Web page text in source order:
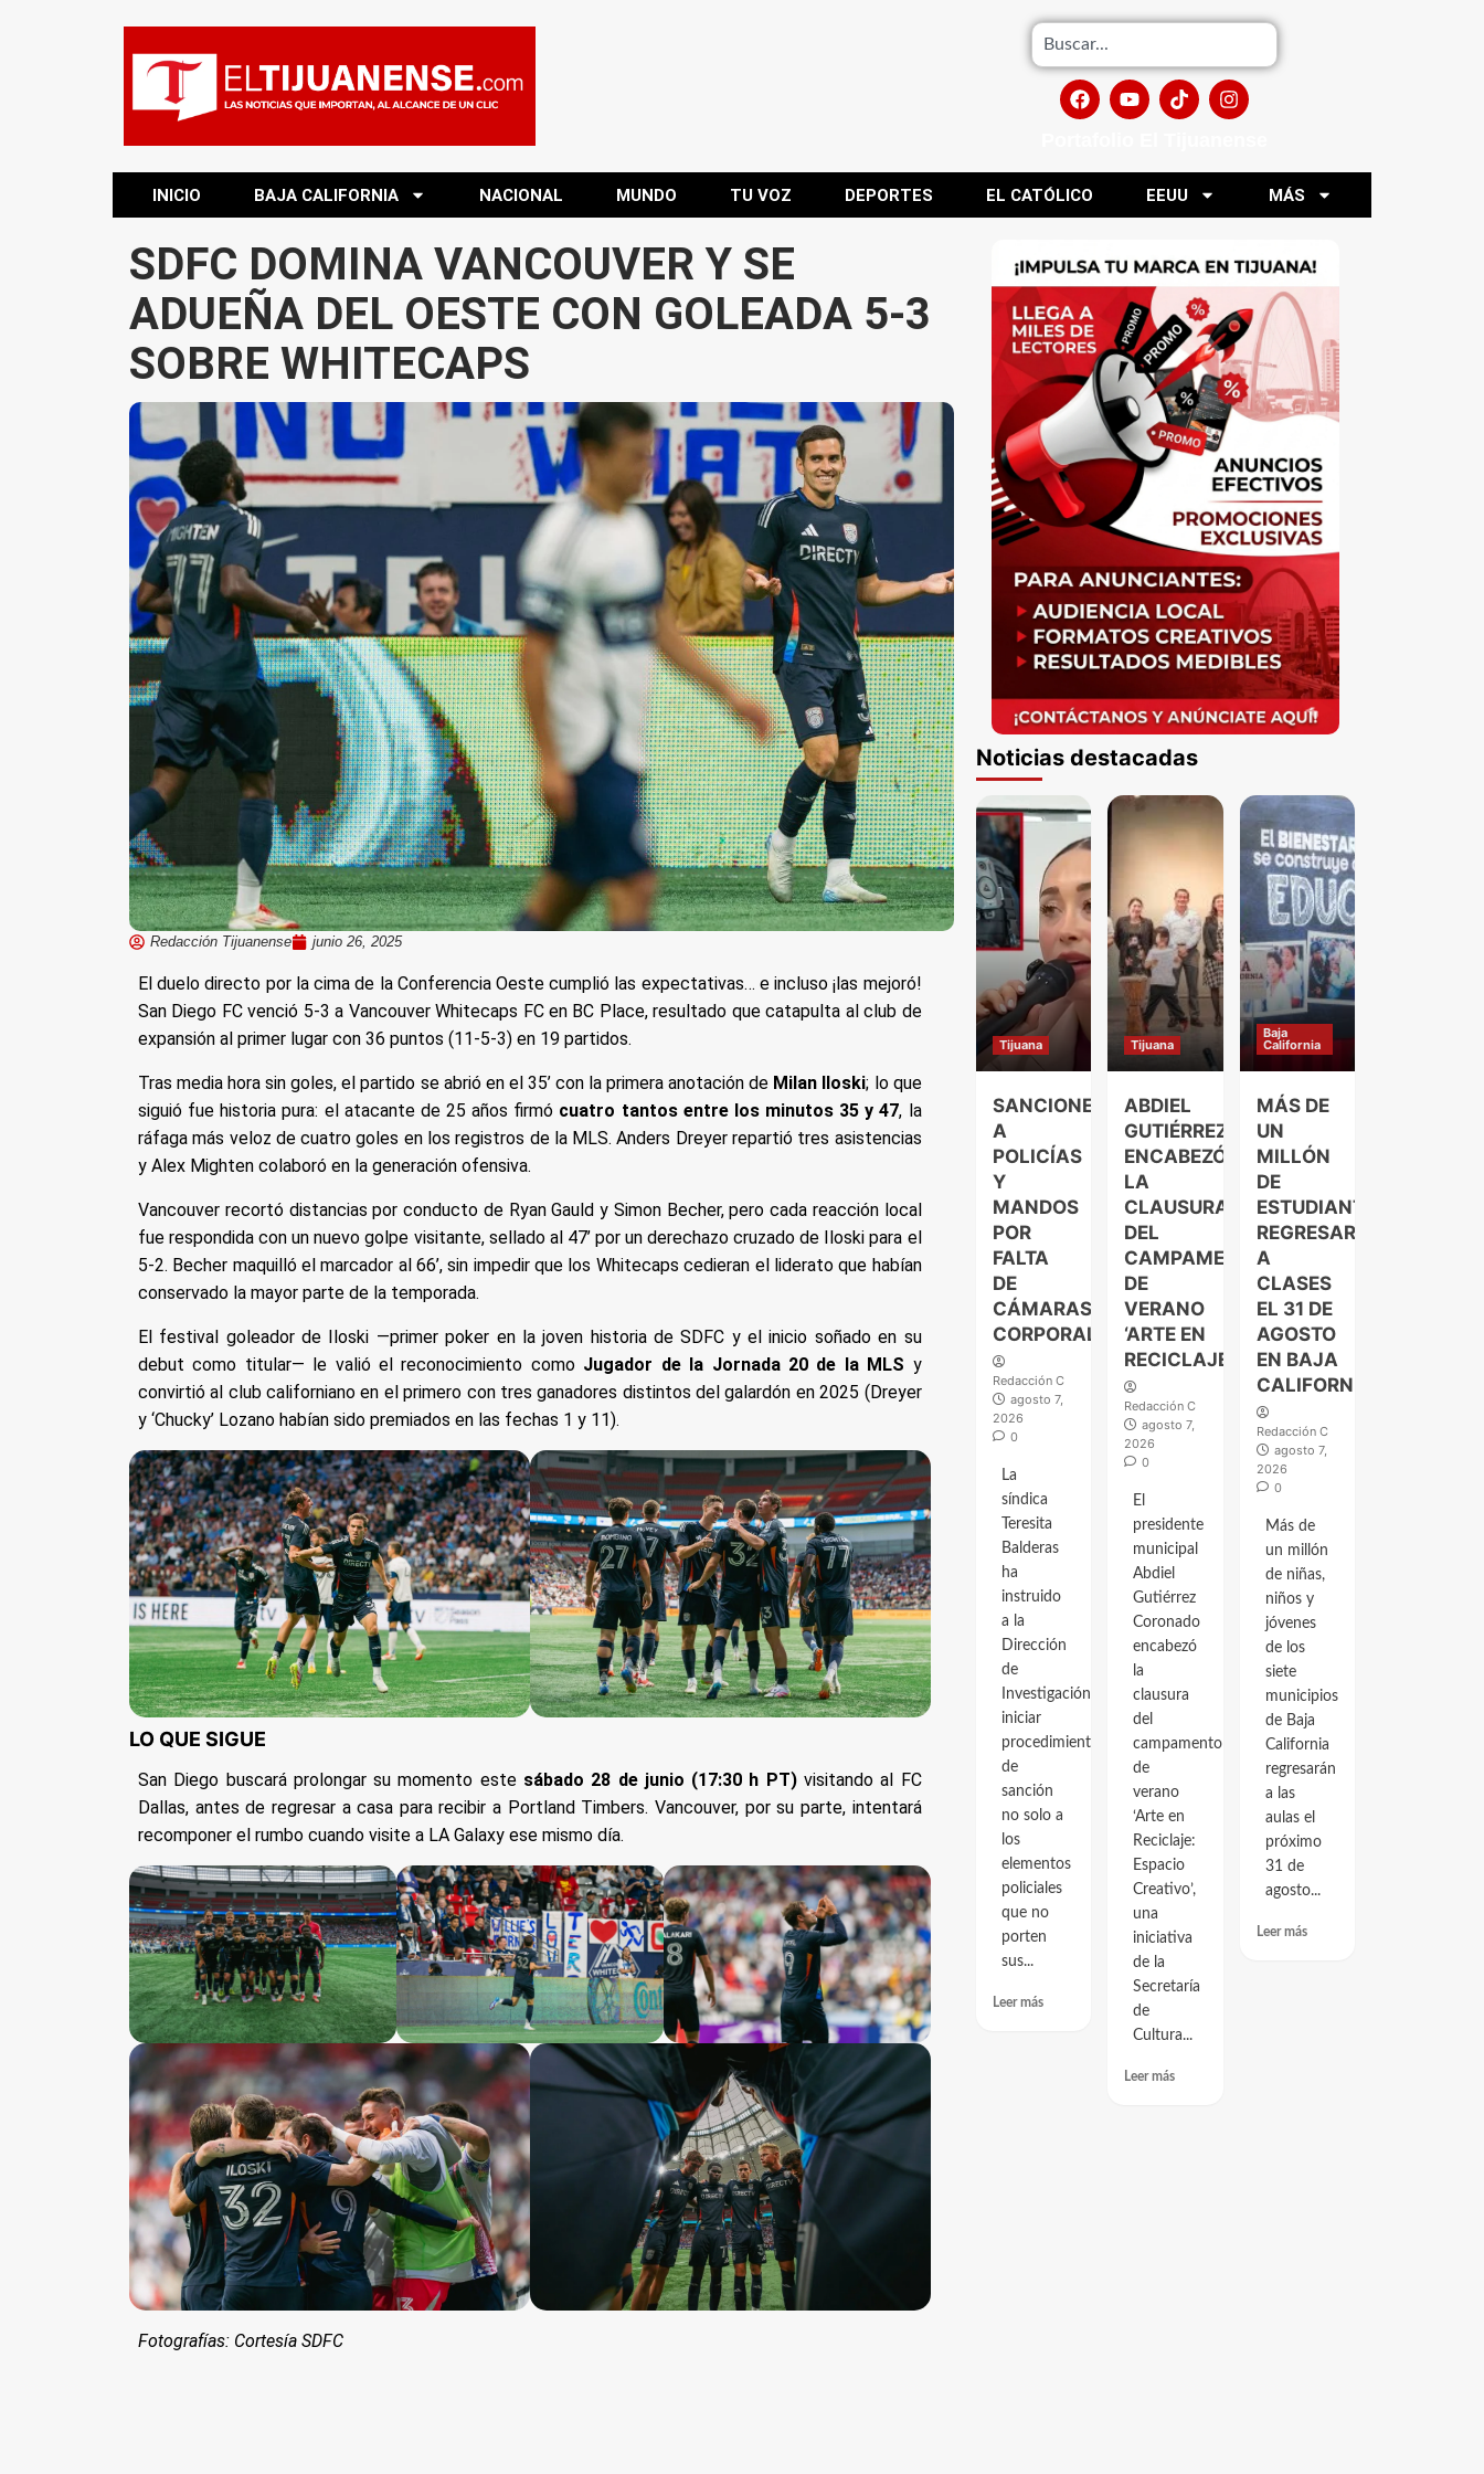
INICIO BAJA CALIFORNIA NACIONAL MUNDO TU VOZ DEPORTES EL CATÓLICO EEUU MÁS
SDFC DOMINA VANCOUVER Y SE
ADUEÑA DEL OESTE CON GOLEADA 5-3
SOBRE WHITECAPS
Redacción Tijuanense junio 26, 2025
El duelo directo por la cima de la Conferencia Oeste cumplió las expectativas… e incluso ¡las mejoró!
San Diego FC venció 5-3 a Vancouver Whitecaps FC en BC Place, resultado que catapulta al club de
expansión al primer lugar con 36 puntos (11-5-3) en 19 partidos.
Tras media hora sin goles, el partido se abrió en el 35’ con la primera anotación de Milan Iloski; lo que
siguió fue historia pura: el atacante de 25 años firmó cuatro tantos entre los minutos 35 y 47, la
ráfaga más veloz de cuatro goles en los registros de la MLS. Anders Dreyer repartió tres asistencias
y Alex Mighten colaboró en la generación ofensiva.
Vancouver recortó distancias por conducto de Ryan Gauld y Simon Becher, pero cada reacción local
fue respondida con un nuevo golpe visitante, sellado al 47’ por un derechazo cruzado de Iloski para el
5-2. Becher maquilló el marcador al 66’, sin impedir que los Whitecaps cedieran el liderato que habían
conservado la mayor parte de la temporada.
El festival goleador de Iloski —primer poker en la joven historia de SDFC y el inicio soñado en su
debut como titular— le valió el reconocimiento como Jugador de la Jornada 20 de la MLS y
convirtió al club californiano en el primero con tres ganadores distintos del galardón en 2025 (Dreyer
y ‘Chucky’ Lozano habían sido premiados en las fechas 1 y 11).
LO QUE SIGUE
San Diego buscará prolongar su momento este sábado 28 de junio (17:30 h PT)visitando al FC
Dallas, antes de regresar a casa para recibir a Portland Timbers. Vancouver, por su parte, intentará
recomponer el rumbo cuando visite a LA Galaxy ese mismo día.
Fotografías: Cortesía SDFC
Noticias destacadas
Tijuana
SANCIONES
A
POLICÍAS
Y
MANDOS
POR
FALTA
DE
CÁMARAS
CORPORALES
Redacción C
agosto 7,
2026
0
La
síndica
Teresita
Balderas
ha
instruido
a la
Dirección
de
Investigación
iniciar
procedimientos
de
sanción
no solo a
los
elementos
policiales
que no
porten
sus...
Leer más
Tijuana
ABDIEL
GUTIÉRREZ
ENCABEZÓ
LA
CLAUSURA
DEL
CAMPAMENTO
DE
VERANO
‘ARTE EN
RECICLAJE’
Redacción C
agosto 7,
2026
0
El
presidente
municipal
Abdiel
Gutiérrez
Coronado
encabezó
la
clausura
del
campamento
de
verano
‘Arte en
Reciclaje:
Espacio
Creativo’,
una
iniciativa
de la
Secretaría
de
Cultura...
Leer más
Baja
California
MÁS DE
UN
MILLÓN
DE
ESTUDIANTES
REGRESARÁN
A
CLASES
EL 31 DE
AGOSTO
EN BAJA
CALIFORNIA
Redacción C
agosto 7,
2026
0
Más de
un millón
de niñas,
niños y
jóvenes
de los
siete
municipios
de Baja
California
regresarán
a las
aulas el
próximo
31 de
agosto...
Leer más